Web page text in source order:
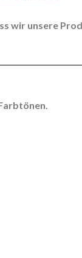
wir unsere